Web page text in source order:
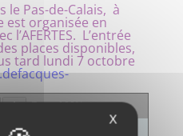
le Pas-de-Calais, à
est organisée en
l’AFERTES. L’entrée
places disponibles,
tard lundi 7 octobre
Zoom100%
X